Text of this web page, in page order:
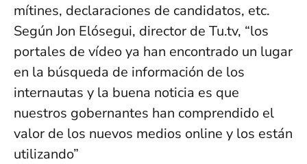
mítines, declaraciones de candidatos, etc.
Según Jon Elósegui, director de Tu.tv, “los
portales de vídeo ya han encontrado un lugar
en la búsqueda de información de los
internautas y la buena noticia es que
nuestros gobernantes han comprendido el
valor de los nuevos medios online y los están
utilizando”